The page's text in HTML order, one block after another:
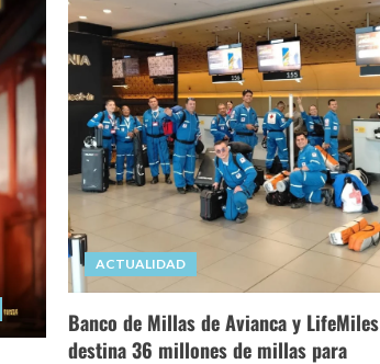
ACTUALIDAD
Banco de Millas de Avianca y LifeMiles
destina 36 millones de millas para